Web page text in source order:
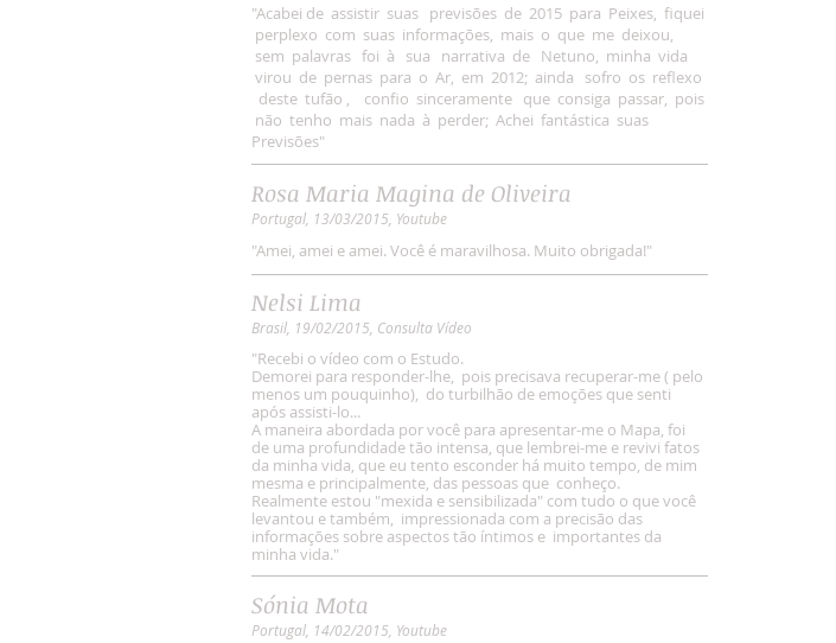
"Acabei de assistir suas previsões de 2015 para Peixes, fiquei
perplexo com suas informações, mais o que me deixou,
sem palavras foi à sua narrativa de Netuno, minha vida
virou de pernas para o Ar, em 2012; ainda sofro os reflexo
deste tufão , confio sinceramente que consiga passar, pois
não tenho mais nada à perder; Achei fantástica suas
Previsões"
Rosa Maria Magina de Oliveira
Portugal, 13/03/2015, Youtube
"Amei, amei e amei. Você é maravilhosa. Muito obrigada!"
Nelsi Lima
Brasil, 19/02/2015, Consulta Vídeo
"Recebi o vídeo com o Estudo.
Demorei para responder-lhe, pois precisava recuperar-me ( pelo
menos um pouquinho), do turbilhão de emoções que senti
após assisti-lo...
A maneira abordada por você para apresentar-me o Mapa, foi
de uma profundidade tão intensa, que lembrei-me e revivi fatos
da minha vida, que eu tento esconder há muito tempo, de mim
mesma e principalmente, das pessoas que conheço.
Realmente estou "mexida e sensibilizada" com tudo o que você
levantou e também, impressionada com a precisão das
informações sobre aspectos tão íntimos e importantes da
minha vida."
Sónia Mota
Portugal, 14/02/2015, Youtube